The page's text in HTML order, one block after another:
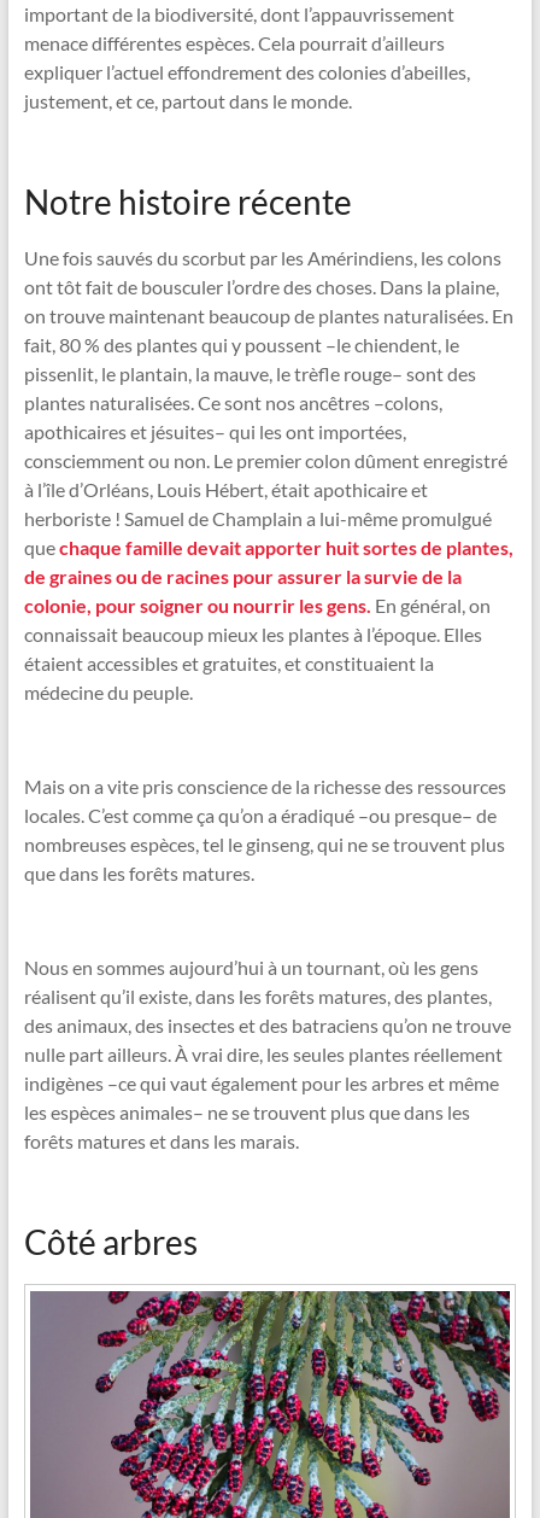
important de la biodiversité, dont l’appauvrissement
menace différentes espèces. Cela pourrait d’ailleurs
expliquer l’actuel effondrement des colonies d’abeilles,
justement, et ce, partout dans le monde.
Notre histoire récente
Une fois sauvés du scorbut par les Amérindiens, les colons
ont tôt fait de bousculer l’ordre des choses. Dans la plaine,
on trouve maintenant beaucoup de plantes naturalisées. En
fait, 80 % des plantes qui y poussent –le chiendent, le
pissenlit, le plantain, la mauve, le trèfle rouge– sont des
plantes naturalisées. Ce sont nos ancêtres –colons,
apothicaires et jésuites– qui les ont importées,
consciemment ou non. Le premier colon dûment enregistré
à l’île d’Orléans, Louis Hébert, était apothicaire et
herboriste ! Samuel de Champlain a lui-même promulgué
quechaque famille devait apporter huit sortes de plantes,
de graines ou de racines pour assurer la survie de la
colonie, pour soigner ou nourrir les gens. En général, on
connaissait beaucoup mieux les plantes à l’époque. Elles
étaient accessibles et gratuites, et constituaient la
médecine du peuple.
Mais on a vite pris conscience de la richesse des ressources
locales. C’est comme ça qu’on a éradiqué –ou presque– de
nombreuses espèces, tel le ginseng, qui ne se trouvent plus
que dans les forêts matures.
Nous en sommes aujourd’hui à un tournant, où les gens
réalisent qu’il existe, dans les forêts matures, des plantes,
des animaux, des insectes et des batraciens qu’on ne trouve
nulle part ailleurs. À vrai dire, les seules plantes réellement
indigènes –ce qui vaut également pour les arbres et même
les espèces animales– ne se trouvent plus que dans les
forêts matures et dans les marais.
Côté arbres